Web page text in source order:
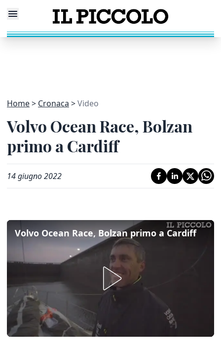
Home Cronaca Video
Volvo Ocean Race, Bolzan
primo a Cardiff
14 giugno 2022
Volvo Ocean Race, Bolzan primo a Cardiff